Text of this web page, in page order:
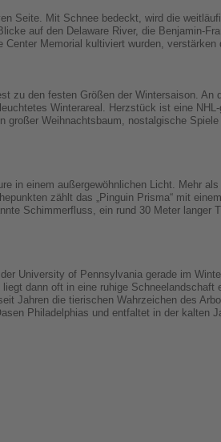
Seite. Mit Schnee bedeckt, wird die
auf den Delaware River, die Benjamin-
Memorial kultiviert wurden,
zu den festen Größen der Wintersaison. An
Winterareal. Herzstück ist eine
großer Weihnachtsbaum, nostalgische
in einem außergewöhnlichen Licht. Mehr
zählt das „Pinguin Prisma“ mit
Schimmerfluss, ein rund 30 Meter langer
University of Pennsylvania gerade im
dann oft in eine ruhige Schneelandschaft
Jahren die tierischen Wahrzeichen des
Philadelphias und entfaltet in der kalten